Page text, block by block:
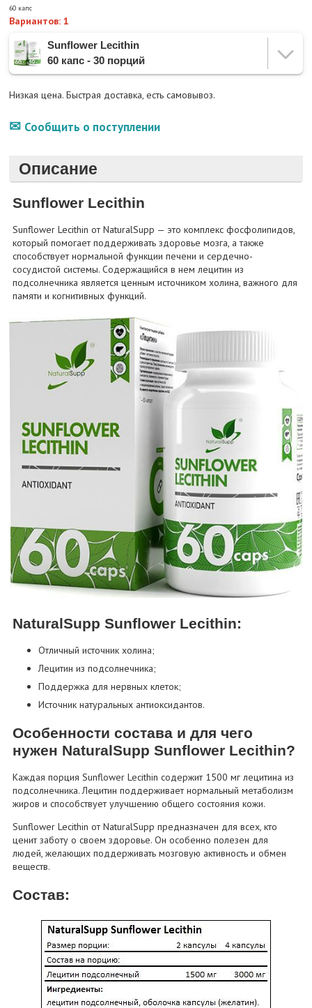
60 капс
Вариантов: 1
Sunflower Lecithin
60 капс - 30 порций
Низкая цена. Быстрая доставка, есть самовывоз.
Сообщить о поступлении
Описание
Sunflower Lecithin
Sunflower Lecithin от NaturalSupp — это комплекс фосфолипидов,
который помогает поддерживать здоровье мозга, а также
способствует нормальной функции печени и сердечно-
сосудистой системы. Содержащийся в нем лецитин из
подсолнечника является ценным источником холина, важного для
памяти и когнитивных функций.
NaturalSupp Sunflower Lecithin:
Отличный источник холина;
Лецитин из подсолнечника;
Поддержка для нервных клеток;
Источник натуральных антиоксидантов.
Особенности состава и для чего
нужен NaturalSupp Sunflower Lecithin?
Каждая порция Sunflower Lecithin содержит 1500 мг лецитина из
подсолнечника. Лецитин поддерживает нормальный метаболизм
жиров и способствует улучшению общего состояния кожи.
Sunflower Lecithin от NaturalSupp предназначен для всех, кто
ценит заботу о своем здоровье. Он особенно полезен для
людей, желающих поддерживать мозговую активность и обмен
веществ.
Состав: